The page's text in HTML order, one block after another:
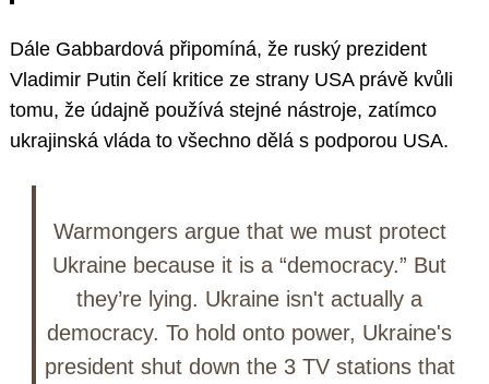
Dále Gabbardová připomíná, že ruský prezident
Vladimir Putin čelí kritice ze strany USA právě kvůli
tomu, že údajně používá stejné nástroje, zatímco
ukrajinská vláda to všechno dělá s podporou USA.
Warmongers argue that we must protect
Ukraine because it is a “democracy.” But
they’re lying. Ukraine isn't actually a
democracy. To hold onto power, Ukraine's
president shut down the 3 TV stations that